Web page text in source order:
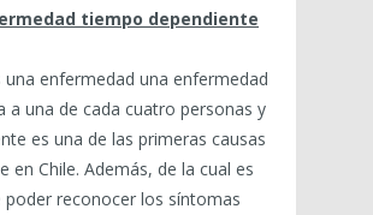
tiempo dependiente
una enfermedad una enfermedad
a una de cada cuatro personas y
es una de las primeras causas
en Chile. Además, de la cual es
poder reconocer los síntomas